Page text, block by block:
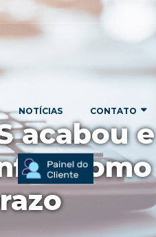
NOTÍCIAS CONTATO
acabou